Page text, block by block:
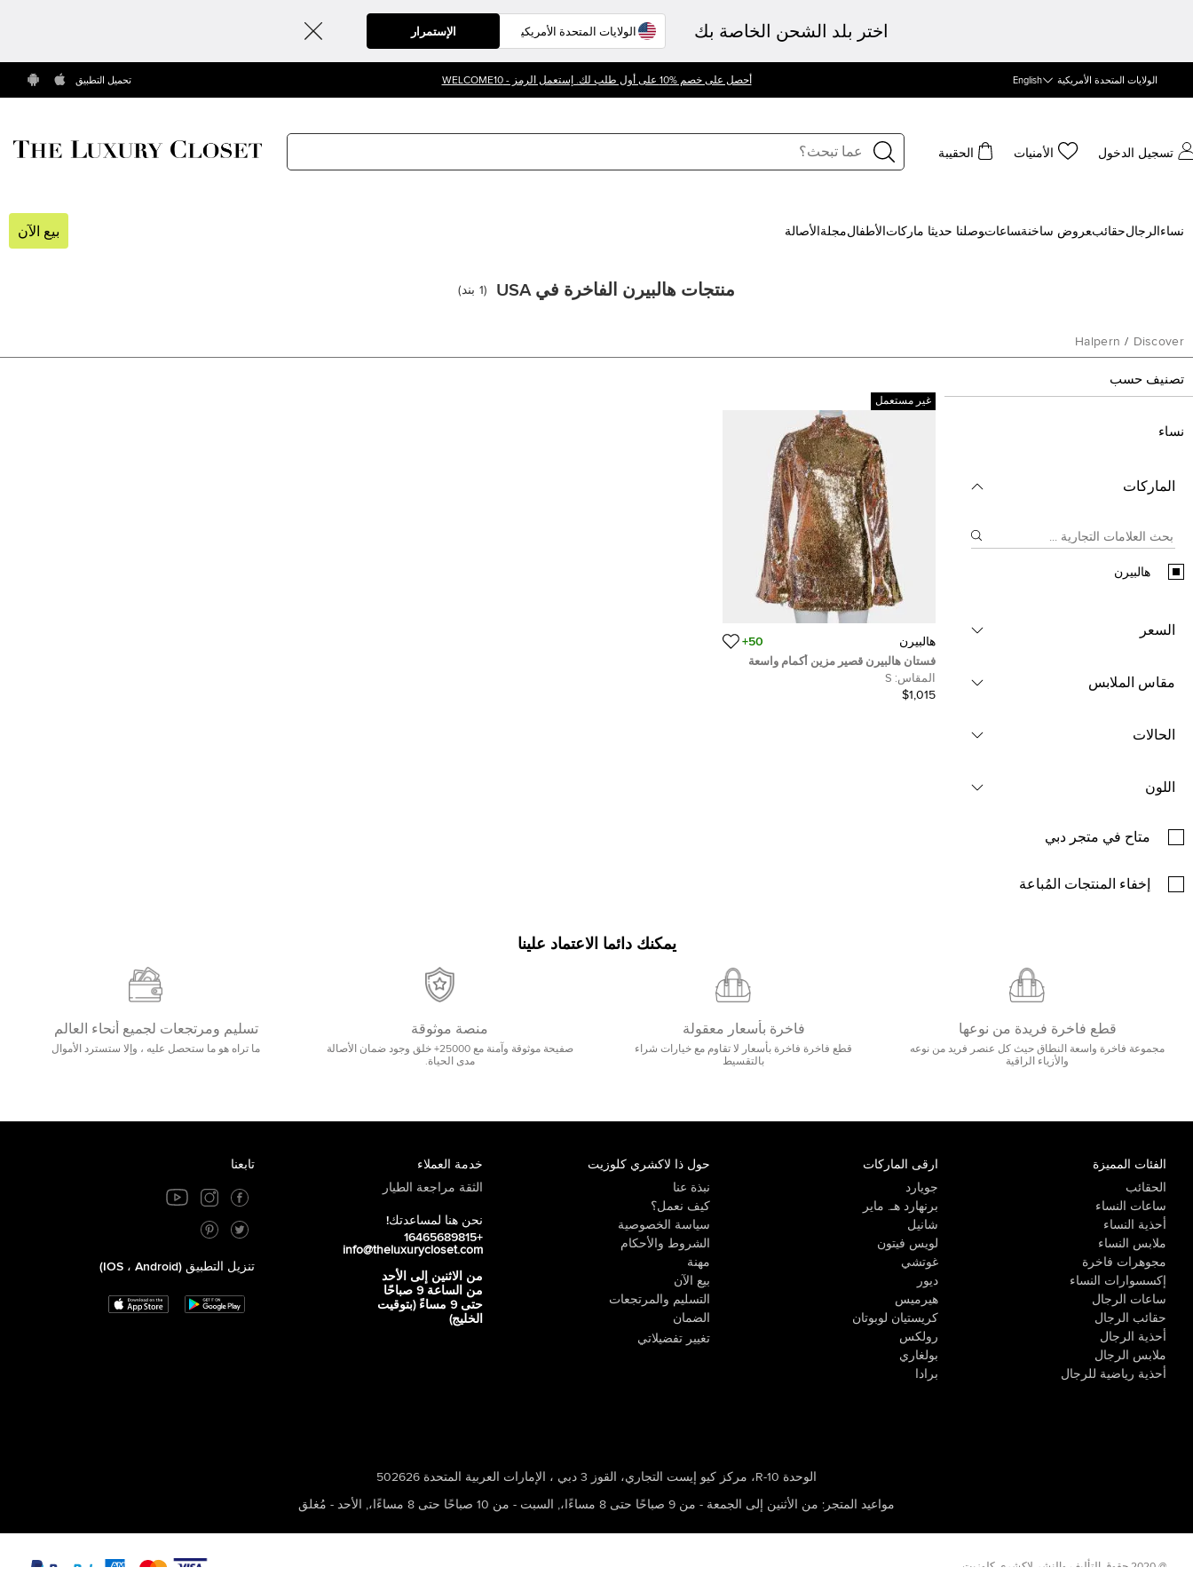
اختر بلد الشحن الخاصة بك الإستمرار
الولايات المتحدة الأمريكية English أحصل على خصم %10 على أول طلب لك. إستعمل الرمز - WELCOME10 تحميل التطبيق
تسجيل الدخول الأمنيات الحقيبة
نساء الرجالحقائب‍عروض ساخنة‍ساعات‍وصلنا حديثا ‍ ماركات الأطفالمجلة الأصالة بيع الآن
منتجات هالبيرن الفاخرة في USA (
1 بند)
Discover
/
Halpern
تصنيف حسب
نساء
الماركات
هالبيرن
السعر
مقاس الملابس
الحالات
اللون
متاح في متجر دبي
إخفاء المنتجات المُباعة
غير مستعمل
هالبيرن 50+
فستان هالبيرن قصير مزين أكمام واسعة
تريكو مزخرف ترتر ذهبي مقاس صغير
(سمول)
المقاس: S
$1,015
يمكنك دائما الاعتماد علينا
قطع فاخرة فريدة من نوعها
مجموعة فاخرة واسعة النطاق حيث كل عنصر فريد من نوعه
والأزياء الراقية
فاخرة بأسعار معقولة
قطع فاخرة فاخرة بأسعار لا تقاوم مع خيارات شراء
بالتقسيط
منصة موثوقة
صفيحة موثوقة وآمنة مع 25000+ خلق وجود ضمان الأصالة
مدى الحياة.
تسليم ومرتجعات لجميع أنحاء العالم
ما تراه هو ما ستحصل عليه ، وإلا ستسترد الأموال
الفئات المميزة
الحقائب
ساعات النساء
أحذية النساء
ملابس النساء
مجوهرات فاخرة
إكسسوارات النساء
ساعات الرجال
حقائب الرجال
أحذية الرجال
ملابس الرجال
أحذية رياضية للرجال
ارقى الماركات
جويارد
برنهارد هـ. ماير
شانيل
لويس فيتون
غوتشي
ديور
هيرميس
كريستيان لوبوتان
رولكس
بولغاري
برادا
حول ذا لاكشري كلوزيت
نبذة عنا
كيف نعمل؟
سياسة الخصوصية
الشروط والأحكام
مهنة
بيع الآن
التسليم والمرتجعات
الضمان
تغيير تفضيلاتي
خدمة العملاء
الثقة مراجعة الطيار
نحن هنا لمساعدتك!
+16465689815
info@theluxurycloset.com
من الاثنين إلى الأحد
من الساعة 9 صباحًا
حتى 9 مساءً (بتوقيت
الخليج)
تابعنا
تنزيل التطبيق (iOS ، Android)
الوحدة R-10، مركز كيو إيست التجاري، القوز 3 دبي ، الإمارات العربية المتحدة 502626
مواعيد المتجر : من الأثنين إلى الجمعة - من 9 صباحًا حتى 8 مساءًا، , السبت - من 10 صباحًا حتى 8 مساءًا، , الأحد - مُغلق
@ 2020 حقوق التأليف والنشر لاكشري كلوزيت